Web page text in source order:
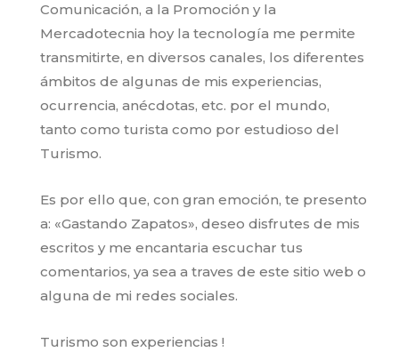
Comunicación, a la Promoción y la
Mercadotecnia hoy la tecnología me permite
transmitirte, en diversos canales, los diferentes
ámbitos de algunas de mis experiencias,
ocurrencia, anécdotas, etc. por el mundo,
tanto como turista como por estudioso del
Turismo.
Es por ello que, con gran emoción, te presento
a: «Gastando Zapatos», deseo disfrutes de mis
escritos y me encantaria escuchar tus
comentarios, ya sea a traves de este sitio web o
alguna de mi redes sociales.
Turismo son experiencias !